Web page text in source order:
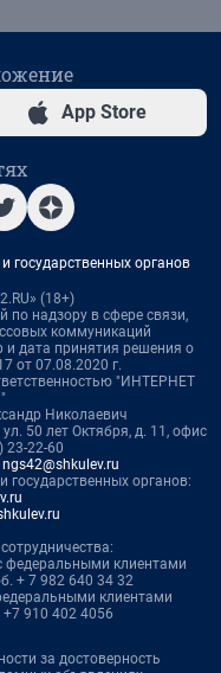
App Store
государственных органов
(18+)
по надзору в сфере связи,
коммуникаций
дата принятия решения о
от 07.08.2020 г.
"ИНТЕРНЕТ
Николаевич
50 лет Октября, д. 11, офис
23-22-60
ngs42@shkulev.ru
государственных органов:
клиентами
+ 7 982 640 34 32
клиентами
+7 910 402 4056
за достоверность